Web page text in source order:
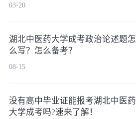
03-20
湖北中医药大学成考政治论述题怎
么写？怎么备考？
08-15
没有高中毕业证能报考湖北中医药
大学成考吗?速来了解！